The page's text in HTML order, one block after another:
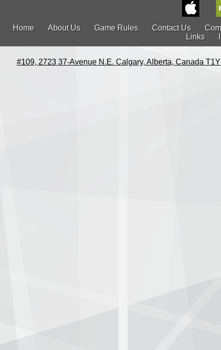
Home About Us Game Rules Contact Us
Links
#109, 2723 37-Avenue N.E. Calgary, Alberta, Canada